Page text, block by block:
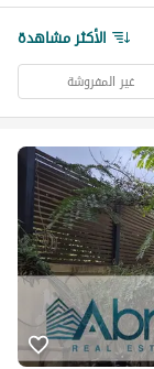
الأكثر مشاهدة
غير المفروشة